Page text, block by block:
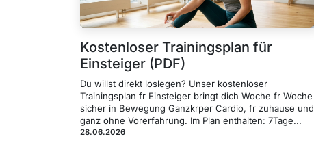
Kostenloser Trainingsplan für
Einsteiger (PDF)
Du willst direkt loslegen? Unser kostenloser
Trainingsplan fr Einsteiger bringt dich Woche fr Woche
sicher in Bewegung Ganzkrper Cardio, fr zuhause und
ganz ohne Vorerfahrung. Im Plan enthalten: 7Tage...
28.06.2026